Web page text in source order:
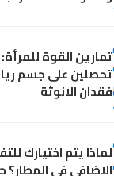
تمارين القوة
تحصلين على جسم
فقدان الانوثة
لماذا يتم اختيارك
الاضافي في المطار؟